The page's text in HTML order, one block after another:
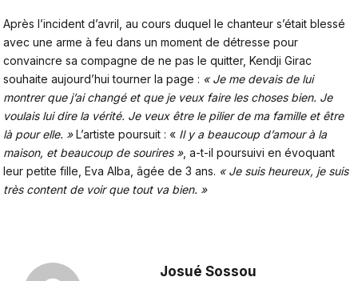
Après l’incident d’avril, au cours duquel le chanteur s’était blessé
avec une arme à feu dans un moment de détresse pour
convaincre sa compagne de ne pas le quitter, Kendji Girac
souhaite aujourd’hui tourner la page : « Je me devais de lui
montrer que j’ai changé et que je veux faire les choses bien. Je
voulais lui dire la vérité. Je veux être le pilier de ma famille et être
là pour elle. »L’artiste poursuit : « Il y a beaucoup d’amour à la
maison, et beaucoup de sourires », a-t-il poursuivi en évoquant
leur petite fille, Eva Alba, âgée de 3 ans. « Je suis heureux, je suis
très content de voir que tout va bien. »
Josué Sossou